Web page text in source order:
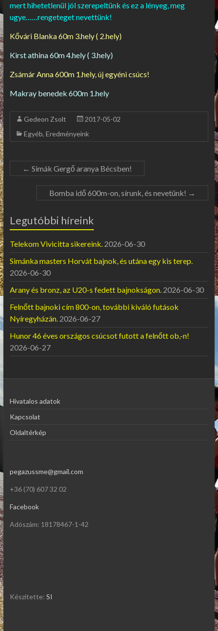
mert hihetetlenül jól szerepeltünk és ez a lényeg, meg
ugye……rengeteget nevettünk!
Kővári Blanka 60m 3.hely ( 2.hely)
Kirst athina 60m 4.hely ( 3.hely)
Zsámár Anna 600m 1.hely, új egyéni csúcs!
Makray benedek 600m 1.hely
Gedeon Zsolt
2017-05-02
Egyéb, Eredményeink
← Simák Gergő aranya Bécsben!
Bomba idő 600m-on, sírunk, és nevetünk! →
Legutóbbi híreink
Telekom Vivicitta sikereink. 2026-06-30
Simánka masters Horvát bajnok, és utána egy kis terep.
2026-06-30
Arany és bronz, az U20-s fedett bajnokságon. 2026-06-30
Felnőtt bajnoki cím 800-on, további kiváló futások
Nyíregyházán. 2026-06-27
Hunor 46 éves országos csúcsot futott a felnőtt ob,-n!
2026-06-27
Hivatalos adatok
Kapcsolat
Oldaltérkép
pegazussme@gmail.com
+36 (70) 607 32 02
Facebook
Adószám: 18178467-1-42
Készítette: SI